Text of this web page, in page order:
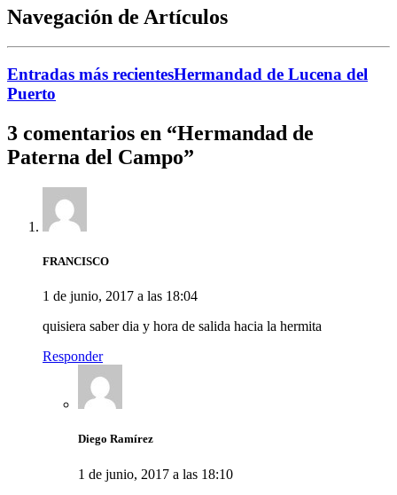
Navegación de Artículos
Entradas más recientesHermandad de Lucena del
Puerto
3 comentarios en “Hermandad de
Paterna del Campo”
FRANCISCO
1 de junio, 2017 a las 18:04
quisiera saber dia y hora de salida hacia la hermita
Responder
Diego Ramírez
1 de junio, 2017 a las 18:10